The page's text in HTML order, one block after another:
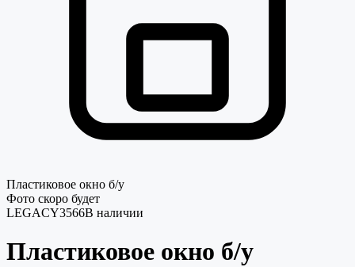
Пластиковое окно б/у
Фото скоро будет
LEGACY3566В наличии
Пластиковое окно б/у